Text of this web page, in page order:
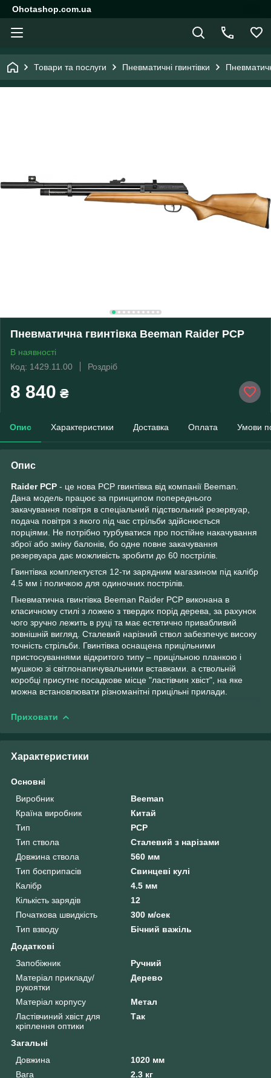
Ohotashop.com.ua
Товари та послуги Пневматичні гвинтівки
Пневматична гвинтівка Beeman Raider PCP
В наявності
Код: 1429.11.00
Роздріб
8 840 ₴
Опис Характеристики Доставка Оплата Умови
Опис
Raider PCP - це нова PCP гвинтівка від компанії Beeman.
Дана модель працює за принципом попереднього
закачування повітря в спеціальний підствольний резервуар,
подача повітря з якого під час стрільби здійснюється
порціями. Не потрібно турбуватися про постійне накачування
зброї або зміну балонів, бо одне повне закачування
резервуара дає можливість зробити до 60 пострілів.
Гвинтівка комплектуєтся 12-ти зарядним магазином під калібр
4.5 мм і поличкою для одиночних пострілів.
Пневматична гвинтівка Beeman Raider PCP виконана в
класичному стилі з ложею з твердих порід дерева, за рахунок
чого зручно лежить в руці та має естетично привабливий
зовнішній вигляд. Сталевий нарізний ствол забезпечує високу
точність стрільби. Гвинтівка оснащена прицільними
пристосуваннями відкритого типу – прицільною планкою і
мушкою зі світлонапичувальними вставками. а ствольній
коробці присутнє посадкове місце "ластівчин хвіст", на яке
можна встановлювати різноманітні прицільні прилади.
Приховати
Характеристики
Основні
Виробник
Beeman
Країна виробник
Китай
Тип
PCP
Тип ствола
Сталевий з нарізами
Довжина ствола
560 мм
Тип боєприпасів
Свинцеві кулі
Калібр
4.5 мм
Кількість зарядів
12
Початкова швидкість
300 м/сек
Тип взводу
Бічний важіль
Додаткові
Запобіжник
Ручний
Матеріал прикладу/
рукоятки
Дерево
Матеріал корпусу
Метал
Ластівчиний хвіст для
кріплення оптики
Так
Загальні
Довжина
1020 мм
Вага
2.3 кг